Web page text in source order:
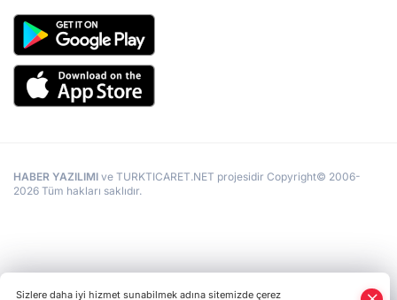
HABER YAZILIMI ve TURKTICARET.NET projesidir Copyright© 2006-
2026 Tüm hakları saklıdır.
Sizlere daha iyi hizmet sunabilmek adına sitemizde çerez